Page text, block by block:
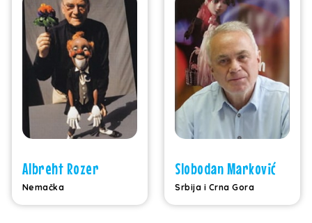
Albreht Rozer
Nemačka
Slobodan Marković
Srbija i Crna Gora